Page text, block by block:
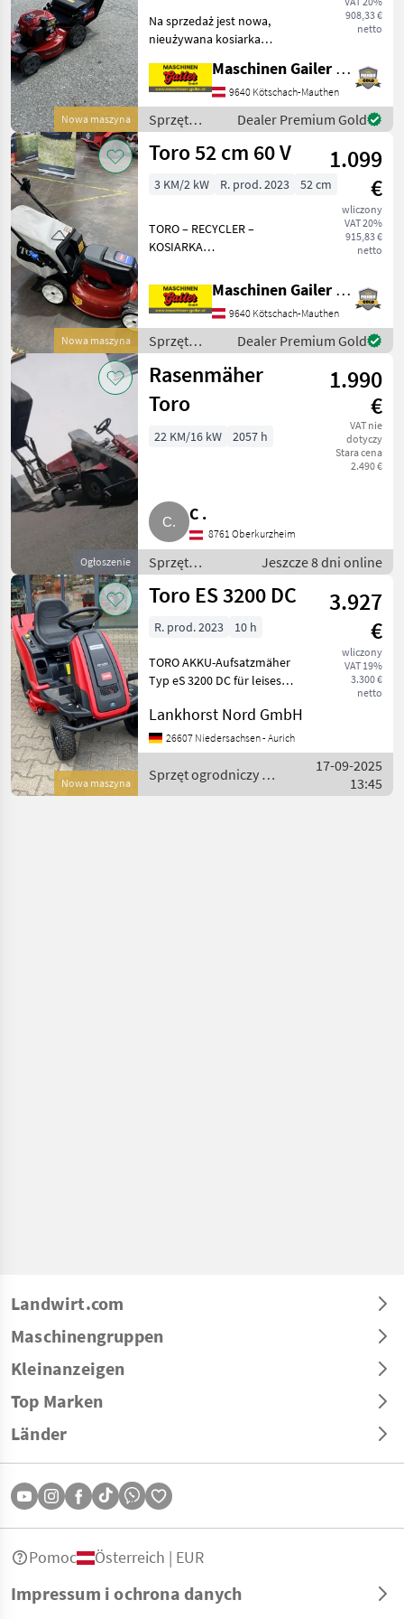
Nowa maszyna
koszenia 55 cm
908,33 €
netto
Na sprzedaż jest nowa,
nieużywana kosiarka
21774 o szerokości koszenia
55 cm. Idealna do średnich i
dużych ogrodów (do 1000
m²), szczególnie
Maschinen Gailer GmbH
9640 Kötschach-Mauthen
Sprzęt
ogrodniczy /
Toro
Dealer Premium Gold
Nowa maszyna
Toro 52 cm 60 V
1.099
€
wliczony
VAT 20%
915,83 €
netto
3 KM/2 kW R. prod. 2023 52 cm
TORO – RECYCLER –
KOSIARKA
ZESTAW – 21852 (21853)
Kosiarka Recycler 60 V łączy
w sobie funkcje koszenia i
pielęgnacji trawnika dzięki
innowacy
Maschinen Gailer GmbH
9640 Kötschach-Mauthen
Sprzęt
ogrodniczy /
Toro
Dealer Premium Gold
Ogłoszenie
Rasenmäher
Toro
1.990
€
VAT nie
dotyczy
Stara cena
2.490 €
22 KM/16 kW 2057 h
C .
8761 Oberkurzheim
Sprzęt
ogrodniczy /
Kosiarki do
Jeszcze 8 dni online
Nowa maszyna
Toro ES 3200 DC
3.927
€
wliczony
VAT 19%
3.300 €
netto
R. prod. 2023 10 h
TORO AKKU-Aufsatzmäher
Typ eS 3200 DC für leises
Technische Daten zum
75501: Schnittbreite - 81 cm
Motor – Leistung 800 W
Akku – Li-Ionen 72
Lankhorst Nord GmbH
26607 Niedersachsen - Aurich
Sprzęt ogrodniczy /
Toro
17-09-2025
13:45
Landwirt.com
Maschinengruppen
Kleinanzeigen
Top Marken
Länder
Impressum i ochrona danych
Pomoc Österreich | EUR